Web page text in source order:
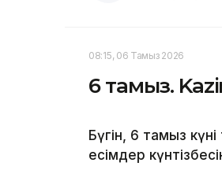
08:15, 06 Тамыз 2026
6 тамыз.
Бүгін, 6 тамыз
есімдер